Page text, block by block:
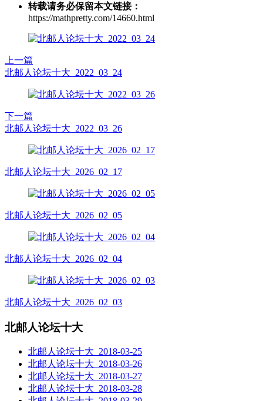
转载请务必保留本文链接：
https://mathpretty.com/14660.html
上一篇
北邮人论坛十大_2022_03_24
下一篇
北邮人论坛十大_2022_03_26
北邮人论坛十大_2026_02_17
北邮人论坛十大_2026_02_05
北邮人论坛十大_2026_02_04
北邮人论坛十大_2026_02_03
北邮人论坛十大
北邮人论坛十大_2018-03-25
北邮人论坛十大_2018-03-26
北邮人论坛十大_2018-03-27
北邮人论坛十大_2018-03-28